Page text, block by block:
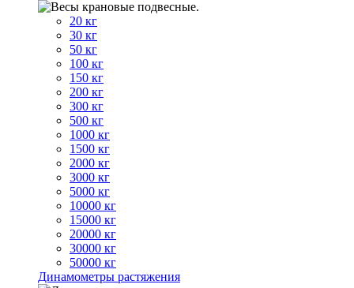
20 кг
30 кг
50 кг
100 кг
150 кг
200 кг
300 кг
500 кг
1000 кг
1500 кг
2000 кг
3000 кг
5000 кг
10000 кг
15000 кг
20000 кг
30000 кг
50000 кг
Динамометры растяжения